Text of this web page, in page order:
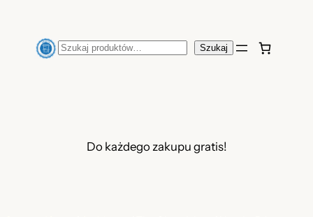
Szukaj Szukaj
Do każdego zakupu gratis!